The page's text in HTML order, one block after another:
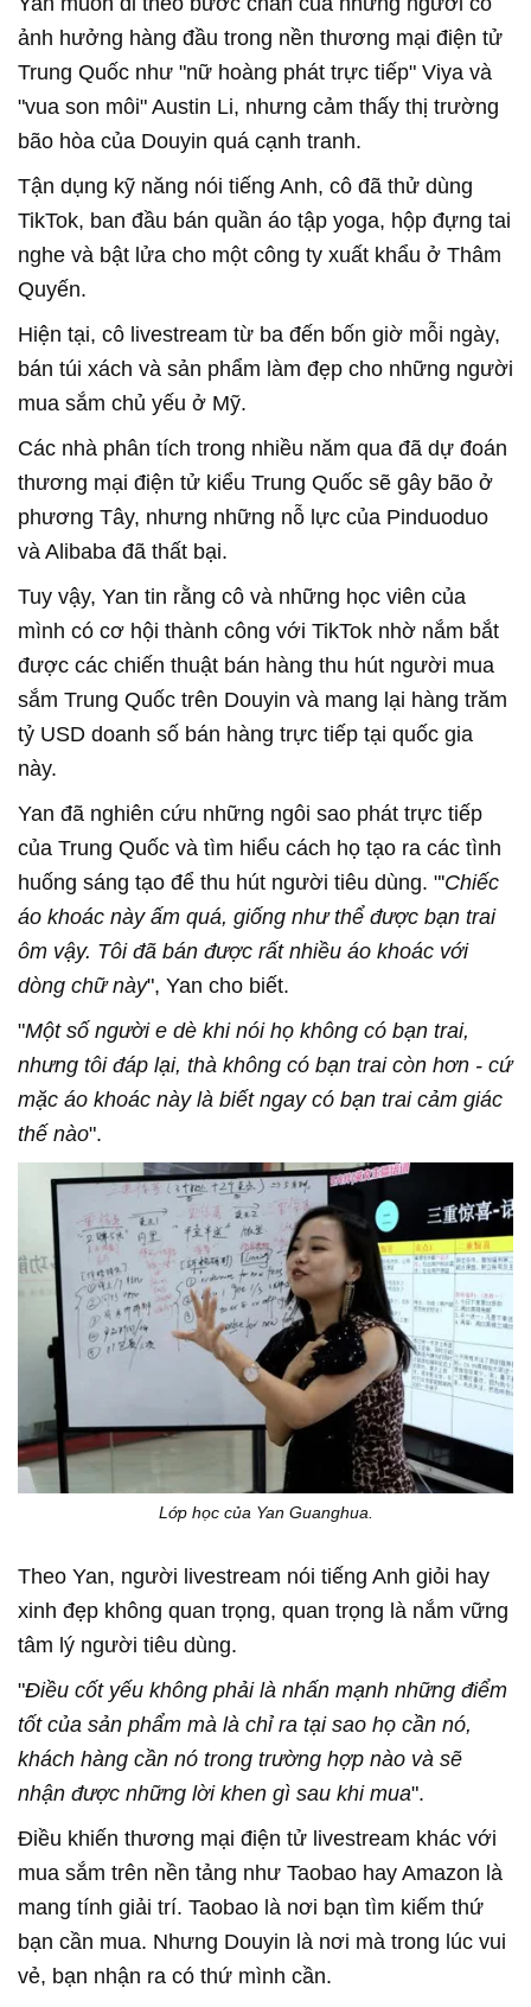
ảnh hưởng hàng đầu trong nền thương mại điện tử
Trung Quốc như "nữ hoàng phát trực tiếp" Viya và
"vua son môi" Austin Li, nhưng cảm thấy thị trường
bão hòa của Douyin quá cạnh tranh.
Tận dụng kỹ năng nói tiếng Anh, cô đã thử dùng
TikTok, ban đầu bán quần áo tập yoga, hộp đựng tai
nghe và bật lửa cho một công ty xuất khẩu ở Thâm
Quyến.
Hiện tại, cô livestream từ ba đến bốn giờ mỗi ngày,
bán túi xách và sản phẩm làm đẹp cho những người
mua sắm chủ yếu ở Mỹ.
Các nhà phân tích trong nhiều năm qua đã dự đoán
thương mại điện tử kiểu Trung Quốc sẽ gây bão ở
phương Tây, nhưng những nỗ lực của Pinduoduo
và Alibaba đã thất bại.
Tuy vậy, Yan tin rằng cô và những học viên của
mình có cơ hội thành công với TikTok nhờ nắm bắt
được các chiến thuật bán hàng thu hút người mua
sắm Trung Quốc trên Douyin và mang lại hàng trăm
tỷ USD doanh số bán hàng trực tiếp tại quốc gia
này.
Yan đã nghiên cứu những ngôi sao phát trực tiếp
của Trung Quốc và tìm hiểu cách họ tạo ra các tình
huống sáng tạo để thu hút người tiêu dùng. "'Chiếc
áo khoác này ấm quá, giống như thể được bạn trai
ôm vậy. Tôi đã bán được rất nhiều áo khoác với
dòng chữ này", Yan cho biết.
"Một số người e dè khi nói họ không có bạn trai,
nhưng tôi đáp lại, thà không có bạn trai còn hơn - cứ
mặc áo khoác này là biết ngay có bạn trai cảm giác
thế nào".
Lớp học của Yan Guanghua.
Theo Yan, người livestream nói tiếng Anh giỏi hay
xinh đẹp không quan trọng, quan trọng là nắm vững
tâm lý người tiêu dùng.
"Điều cốt yếu không phải là nhấn mạnh những điểm
tốt của sản phẩm mà là chỉ ra tại sao họ cần nó,
khách hàng cần nó trong trường hợp nào và sẽ
nhận được những lời khen gì sau khi mua".
Điều khiến thương mại điện tử livestream khác với
mua sắm trên nền tảng như Taobao hay Amazon là
mang tính giải trí. Taobao là nơi bạn tìm kiếm thứ
bạn cần mua. Nhưng Douyin là nơi mà trong lúc vui
vẻ, bạn nhận ra có thứ mình cần.